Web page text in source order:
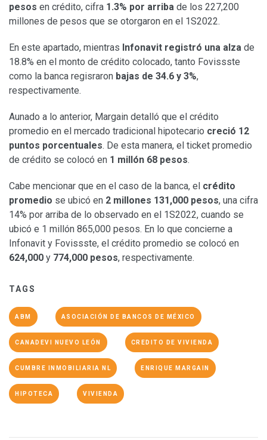
pesos en crédito, cifra 1.3% por arriba de los 227,200
millones de pesos que se otorgaron en el 1S2022.
En este apartado, mientras Infonavit registró una alza de
18.8% en el monto de crédito colocado, tanto Fovissste
como la banca regisraron bajas de 34.6 y 3%,
respectivamente.
Aunado a lo anterior, Margain detalló que el crédito
promedio en el mercado tradicional hipotecario creció 12
puntos porcentuales. De esta manera, el ticket promedio
de crédito se colocó en 1 millón 68 pesos.
Cabe mencionar que en el caso de la banca, el crédito
promedio se ubicó en 2 millones 131,000 pesos, una cifra
14% por arriba de lo observado en el 1S2022, cuando se
ubicó e 1 millón 865,000 pesos. En lo que concierne a
Infonavit y Fovissste, el crédito promedio se colocó en
624,000 y 774,000 pesos, respectivamente.
TAGS
ABM ASOCIACIÓN DE BANCOS DE MÉXICO
CANADEVI NUEVO LEÓN CREDITO DE VIVIENDA
CUMBRE INMOBILIARIA NL ENRIQUE MARGAIN
HIPOTECA VIVIENDA